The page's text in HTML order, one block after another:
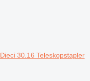
Dieci 30.16 Teleskopstapler